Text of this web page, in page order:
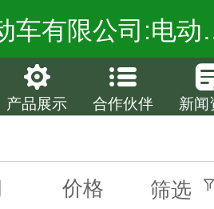
深圳市凯驰电动车有
产品展示 合作伙伴 新闻
价格 筛选